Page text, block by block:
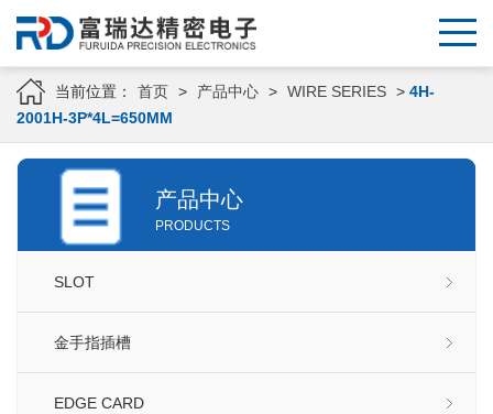
当前位置： 首页 > 产品中心 > WIRE SERIES > 4H-
2001H-3P*4L=650MM
产品中心
PRODUCTS
SLOT
金手指插槽
EDGE CARD